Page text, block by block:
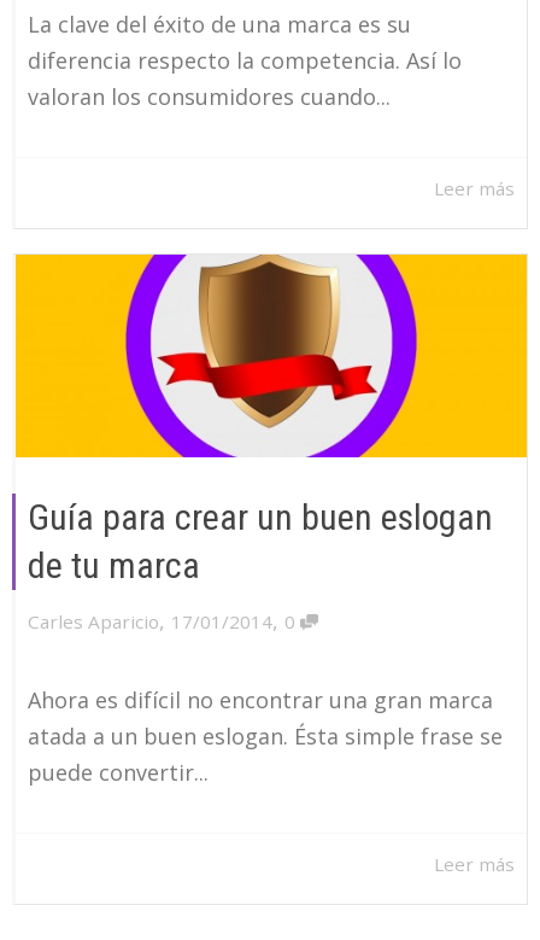
La clave del éxito de una marca es su
diferencia respecto la competencia. Así lo
valoran los consumidores cuando...
Leer más
Guía para crear un buen eslogan
de tu marca
Carles Aparicio, 17/01/2014, 0
Ahora es difícil no encontrar una gran marca
atada a un buen eslogan. Ésta simple frase se
puede convertir...
Leer más